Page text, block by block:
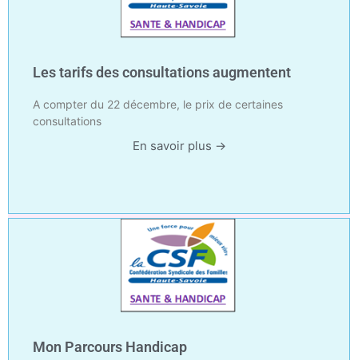
Les tarifs des consultations augmentent
A compter du 22 décembre, le prix de certaines
consultations
En savoir plus →
Mon Parcours Handicap